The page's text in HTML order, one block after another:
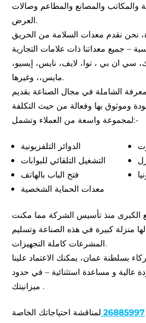
والمكاتب والمصانع والمطاعم وصالات
العرض.
نحن نقدم معدات السلامة من الحريق
– جميع معداتنا ذات علامات التجارية
سي ان بي ، توا، لايف، نايس، إيسيو،
مايس،، وغيرها.
الشاملة في مجال الصناعة بقديم
وموثوق بها وفعالة من حيث التكلفة
لمجموعة واسعة من العملاء وتشمل:-
الدوائر التلفزيونية
التشغيل التلقائي للبوابات
فتح الباب بالهاتف
معدات الحماية الشخصية
الكبرى منذ تأسيس الشركة مما مكنت
منزلة كبيرة في هذه الصناعة وتسليم
المشرعات كاملة التجهيزات.
بسلطنة عمان، يمكنك الاعتماد علينا
و مساعدة استثنائية – في حدود
ميزانيتك .
26885997